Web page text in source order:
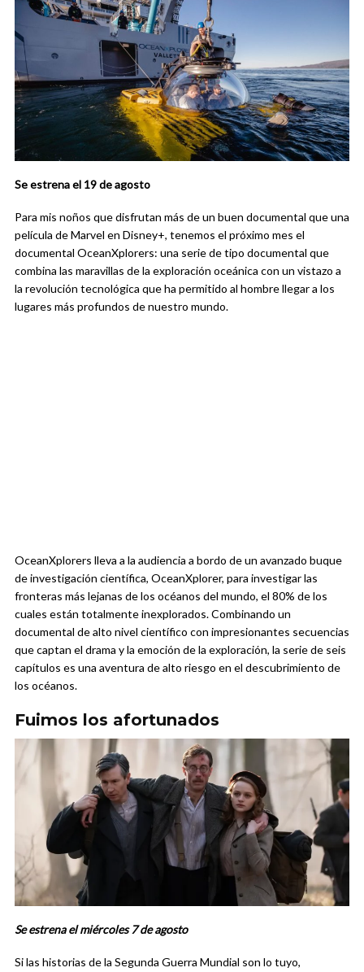
Se estrena el 19 de agosto
Para mis noños que disfrutan más de un buen documental que una
película de Marvel en Disney+, tenemos el próximo mes el
documental OceanXplorers: una serie de tipo documental que
combina las maravillas de la exploración oceánica con un vistazo a
la revolución tecnológica que ha permitido al hombre llegar a los
lugares más profundos de nuestro mundo.
OceanXplorers lleva a la audiencia a bordo de un avanzado buque
de investigación científica, OceanXplorer, para investigar las
fronteras más lejanas de los océanos del mundo, el 80% de los
cuales están totalmente inexplorados. Combinando un
documental de alto nivel científico con impresionantes secuencias
que captan el drama y la emoción de la exploración, la serie de seis
capítulos es una aventura de alto riesgo en el descubrimiento de
los océanos.
Fuimos los afortunados
Se estrena el miércoles 7 de agosto
Si las historias de la Segunda Guerra Mundial son lo tuyo,